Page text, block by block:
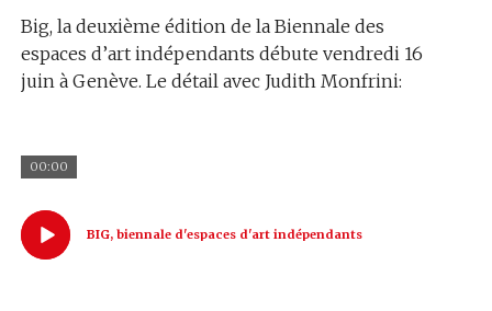
Big, la deuxième édition de la Biennale des
espaces d’art indépendants débute vendredi 16
juin à Genève. Le détail avec Judith Monfrini:
00:00
BIG, biennale d'espaces d'art indépendants